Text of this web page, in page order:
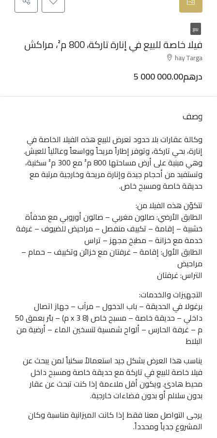
بيع
فيلا خاصة للبيع في إنارة تاركة، 800 م²، مراكش
hay Targa
5 000 000.00درهم
وصف
وكالة عقارات بلا حدود تعرض للبيع هذه الفيلا الخاصة في
إنارة، بحي تاركة، وتوفر إطاراً مريحاً وواسعاً وعائلياً للعيش.
وهي مبنية على أرض مساحتها 800 م² مع 300 م² سكنية،
وتستفيد من أحجام جيدة وإنارة مريحة وخارجية مرتبة مع
حديقة خاصة ومسبح خاص.
تتكوّن هذه الفيلا من:
الطابق الأرضي: صالون مغربي – صالون أوروبي مع مدفأة
خشبية – إقامة – تكييف منفصل – مراحيض للضيوف – غرفة
خدمة مع خزانة – مطبخ مجهز – تراس
الطابق الأول: إقامة – غرفتان مع خزائن وتكييف – حمام –
مراحيض
التراس: غرفتان
التجهيزات والخدمات:
برغولا في الحديقة – باب الدخول – مرآب – جهاز اتصال
داخلي – حديقة خاصة – مسبح خاص (8 x 3 م) – بئر بعمق 50
م – غرفة الحارس – ألواح شمسية لتسخين الماء – أرضية من
البلاط
يناسب هذا العرض بشكل جيد استعمالاً سكنياً لمن يبحث عن
فيلا خاصة للبيع في تاركة مع حديقة خاصة ومسبح داخل
محيط هادئ. ويكون أقل ملاءمة إذا كنت تبحث عن عقار
بدون سلالم أو بدون فضاءات خارجية.
يرجى التواصل معنا فقط إذا كانت الميزانية مناسبة وكان
المشروع جدياً ومحدداً.